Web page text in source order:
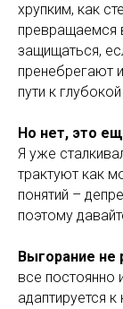
хрупким, как
превращаемся
защищаться,
пренебрегают
пути к
Но нет, это
Я уже
трактуют как
понятий –
поэтому
Выгорание не
все постоянно
адаптируется